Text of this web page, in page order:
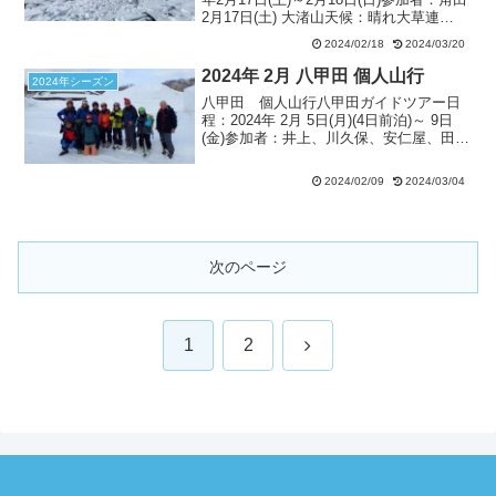
2月17日(土) 大渚山天候：晴れ大草連
8:40…大渚山10:55－南面滑走－大草連
12:30 会に山行計画を上げるも参加希望
者は無し。しかし天気予報...
2024/02/18 2024/03/20
2024年シーズン 2024年 2月 八甲田 個人山行
八甲田 個人山行八甲田ガイドツアー日
程：2024年 2月 5日(月)(4日前泊)～ 9日
(金)参加者：井上、川久保、安仁屋、田
角田(5日)、小野田、浜崎 （太字：ランド
ネ会員、元会員 年齢順）宿泊：酸ヶ湯...
2024/02/09 2024/03/04
次のページ
1 2 次